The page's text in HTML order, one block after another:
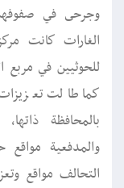
وجرحى في
الغارات كانت
للحوثيين في مربع
كما طالت
بالمحافظة
والمدفعية
التحالف مواقع